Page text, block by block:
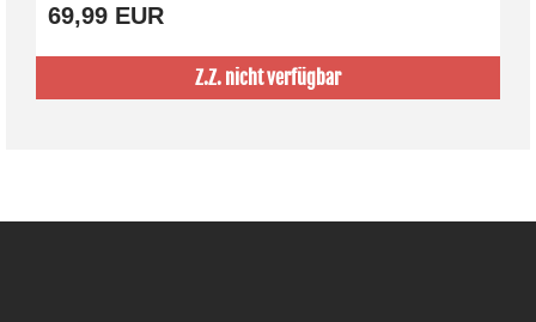
69,99 EUR
Z.Z. nicht verfügbar